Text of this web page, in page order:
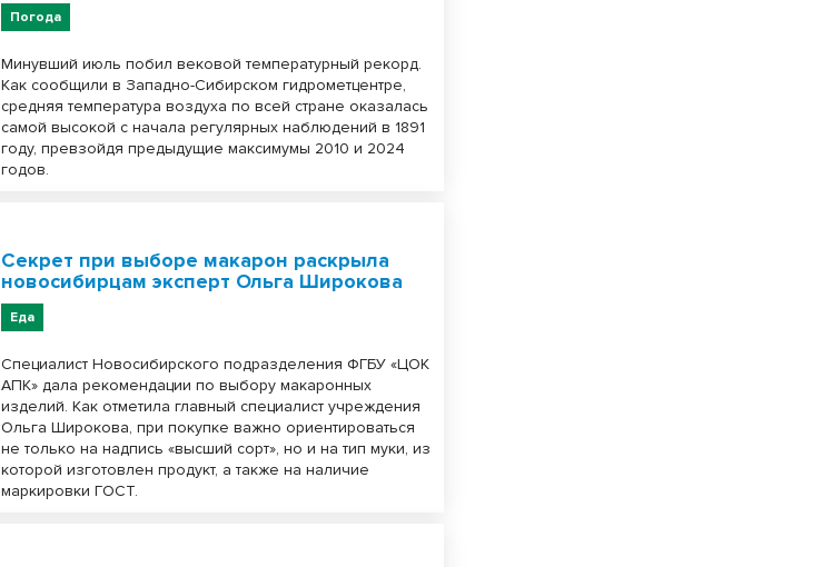
Погода
Минувший июль побил вековой температурный рекорд.
Как сообщили в Западно-Сибирском гидрометцентре,
средняя температура воздуха по всей стране оказалась
самой высокой с начала регулярных наблюдений в 1891
году, превзойдя предыдущие максимумы 2010 и 2024
годов.
Секрет при выборе макарон раскрыла
новосибирцам эксперт Ольга Широкова
Еда
Специалист Новосибирского подразделения ФГБУ «ЦОК
АПК» дала рекомендации по выбору макаронных
изделий. Как отметила главный специалист учреждения
Ольга Широкова, при покупке важно ориентироваться
не только на надпись «высший сорт», но и на тип муки, из
которой изготовлен продукт, а также на наличие
маркировки ГОСТ.